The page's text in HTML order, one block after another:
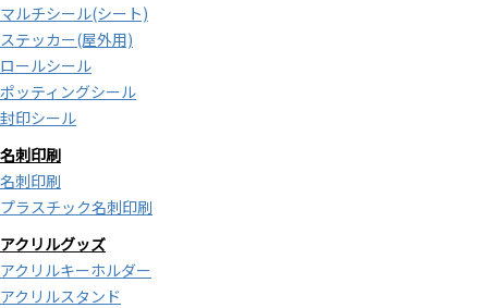
マルチシール(シート)
ステッカー(屋外用)
ロールシール
ポッティングシール
封印シール
名刺印刷
名刺印刷
プラスチック名刺印刷
アクリルグッズ
アクリルキーホルダー
アクリルスタンド